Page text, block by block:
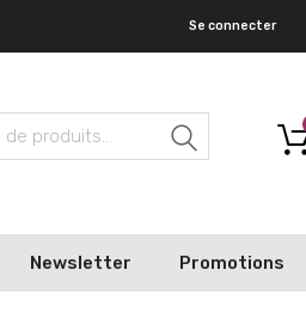
Se connecter
Recherche
Newsletter Promotions